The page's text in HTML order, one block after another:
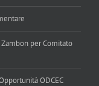
per Comitato
ODCEC